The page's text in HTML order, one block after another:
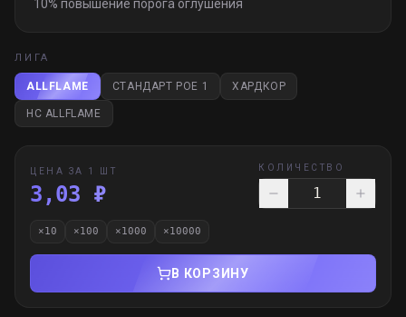
10% повышение порога оглушения
ЛИГА
ALLFLAME СТАНДАРТ POE 1 ХАРДКОР
HC ALLFLAME
ЦЕНА ЗА 1 ШТ
3,03 ₽
КОЛИЧЕСТВО
×10 ×100 ×1000 ×10000
В КОРЗИНУ